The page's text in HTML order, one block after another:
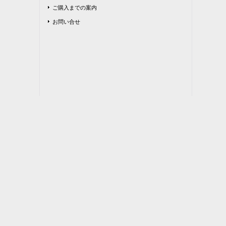
ご購入までの案内
お問い合せ